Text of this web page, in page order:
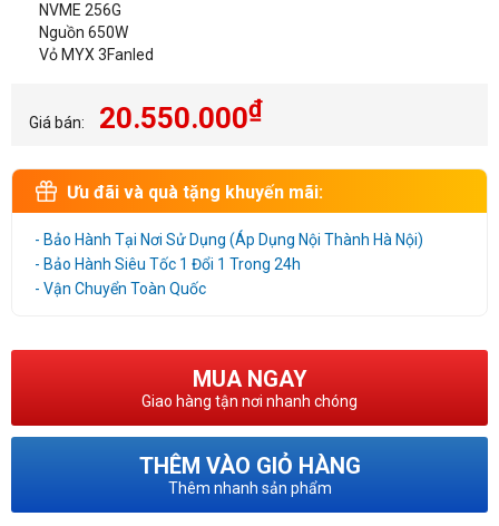
NVME 256G
Nguồn 650W
Vỏ MYX 3Fanled
Giá bán: 20.550.000₫
Ưu đãi và quà tặng khuyến mãi:
- Bảo Hành Tại Nơi Sử Dụng (Áp Dụng Nội Thành Hà Nội)
- Bảo Hành Siêu Tốc 1 Đổi 1 Trong 24h
- Vận Chuyển Toàn Quốc
MUA NGAY
Giao hàng tận nơi nhanh chóng
THÊM VÀO GIỎ HÀNG
Thêm nhanh sản phẩm